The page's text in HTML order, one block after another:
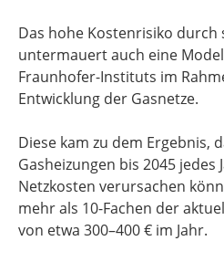
Das hohe Kostenrisiko
untermauert auch eine
Fraunhofer-Instituts im
Entwicklung der Gasnetze.
Diese kam zu dem Ergebnis,
Gasheizungen bis 2045 jedes
Netzkosten verursachen
mehr als 10-Fachen der
von etwa 300–400 € im Jahr.